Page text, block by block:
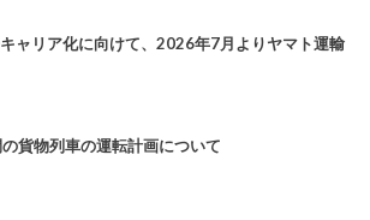
キャリア化に向けて、2026年7月よりヤマト運輸
貨物列車の運転計画について